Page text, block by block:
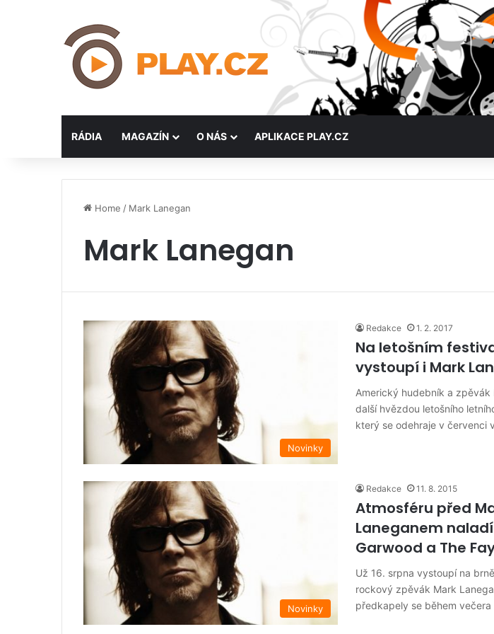
RÁDIA MAGAZÍN O NÁS APLIKACE PLAY.CZ
Home / Mark Lanegan
Mark Lanegan
Novinky
Redakce 1. 2. 2017
Na letošním
vystoupí i Mark
Americký hudebník a zpěvák
další hvězdou letošního
který se odehraje v červenci
Novinky
Redakce 11. 8. 2015
Atmosféru před
Laneganem
Garwood a The
Už 16. srpna vystoupí na
rockový zpěvák Mark
předkapely se během